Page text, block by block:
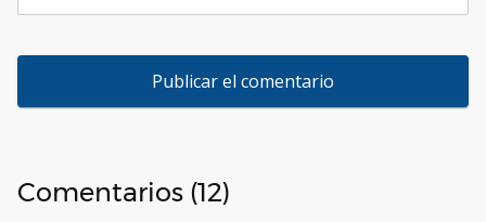
Comentarios (12)